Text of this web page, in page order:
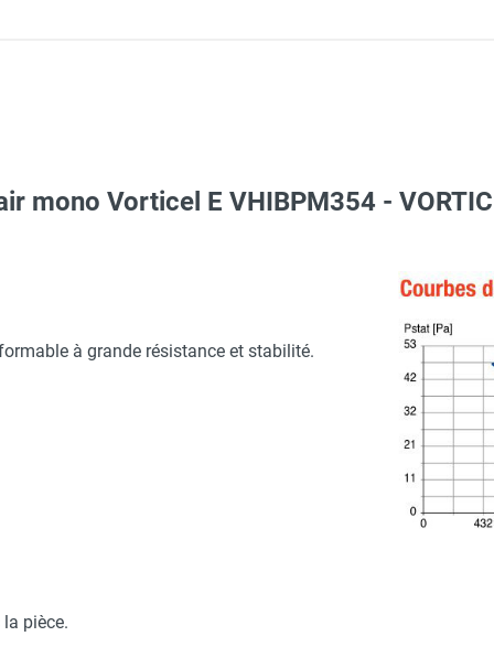
M/A - VORTICE-AXELAIR
AXELAIR
volatile - VORTICE-AXELAIR
- VORTICE-AXELAIR
XXL - HUSQVARNA
M - HUSQVARNA
L - HUSQVARNA
protège-menton Smartguard PE 10H - HUSQVARNA
mono Vorticel E VHIBPM354 -
à grande résistance et stabilité.
la pièce.